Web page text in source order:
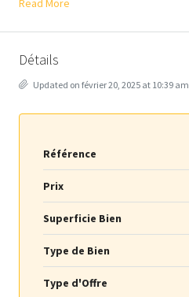
Read More
Détails
Updated on février 20, 2025 at 10:39 am
Référence
Prix
Superficie Bien
Type de Bien
Type d'Offre